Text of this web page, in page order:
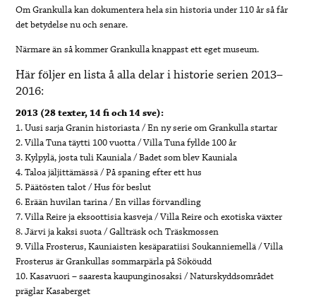
Om Grankulla kan dokumentera hela sin historia under 110 år så får
det betydelse nu och senare.
Närmare än så kommer Grankulla knappast ett eget museum.
Här följer en lista å alla delar i historie serien 2013–
2016:
2013 (28 texter, 14 fi och 14 sve):
1. Uusi sarja Granin historiasta / En ny serie om Grankulla startar
2. Villa Tuna täytti 100 vuotta / Villa Tuna fyllde 100 år
3. Kylpylä, josta tuli Kauniala / Badet som blev Kauniala
4. Taloa jäljittämässä / På spaning efter ett hus
5. Päätösten talot / Hus för beslut
6. Erään huvilan tarina / En villas förvandling
7. Villa Reire ja eksoottisia kasveja / Villa Reire och exotiska växter
8. Järvi ja kaksi suota / Gallträsk och Träskmossen
9. Villa Frosterus, Kauniaisten kesäparatiisi Soukanniemellä / Villa
Frosterus är Grankullas sommarpärla på Sököudd
10. Kasavuori – saaresta kaupunginosaksi / Naturskyddsområdet
präglar Kasaberget